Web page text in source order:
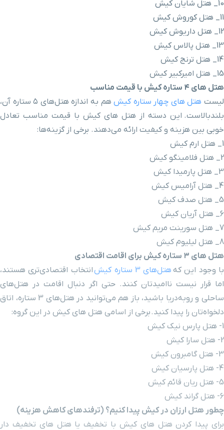
کیش
هم به اندازه هتل‌های ۵ ستاره آن،
های کیش با قیمت مناسب تعادل
می‌دهند. برخی از گزینه‌ها:
انتخاب اقتصادی‌تری هستند،
حتی اگر دنبال اقامت در هتل‌های
ساحلی و روبه‌دریا باشید، باز هم می‌توانید در هتل‌های 3 ستاره، اتاق
از اسامی هتل های کیش در این گروه:
کنیم؟ (ترفندهای کاهش هزینه)
با تخفیف یا هتل های تخفیف دار